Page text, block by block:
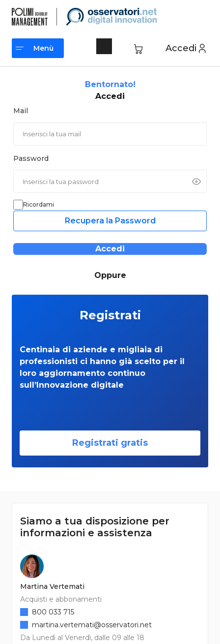
contenuto
Accedi
Menù
Bentornato!
Accedi
Mail
Password
Ricordami
Recupera la Password
Accedi
Oppure
Registrati
Centinaia di aziende e migliaia di
professionisti ci hanno già scelto per il
loro aggiornamento continuo
sull’Innovazione digitale
Registrati gratis
Siamo a tua disposizione per
informazioni e assistenza
Martina Vertemati
Acquisti e abbonamenti
Da Lunedì al Venerdì, dalle 09 alle 18
800 033 715
martina.vertemati@osservatori.net